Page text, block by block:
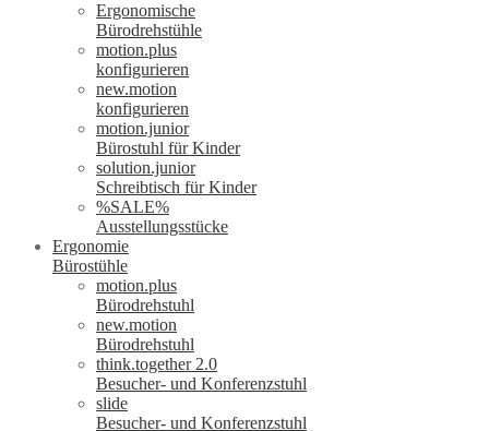
Ergonomische
Bürodrehstühle
motion.plus
konfigurieren
new.motion
konfigurieren
motion.junior
Bürostuhl für Kinder
solution.junior
Schreibtisch für Kinder
%SALE%
Ausstellungsstücke
Ergonomie
Bürostühle
motion.plus
Bürodrehstuhl
new.motion
Bürodrehstuhl
think.together 2.0
Besucher- und Konferenzstuhl
slide
Besucher- und Konferenzstuhl